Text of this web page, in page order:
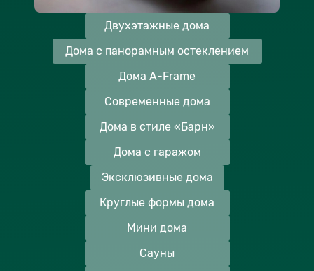
Двухэтажные дома
Дома с панорамным остеклением
Дома A-Frame
Современные дома
Дома в стиле «Барн»
Дома с гаражом
Эксклюзивные дома
Круглые формы дома
Мини дома
Сауны